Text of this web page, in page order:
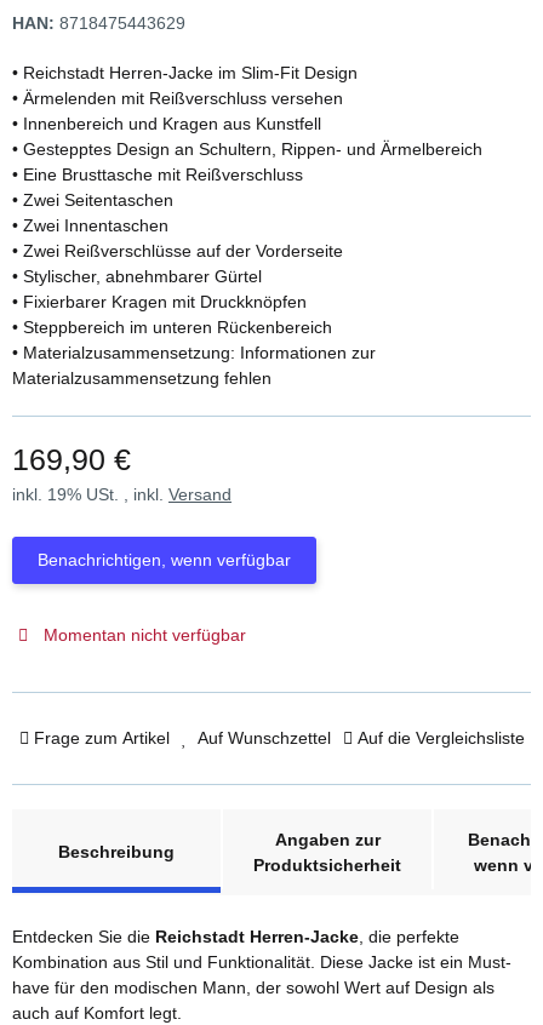
HAN: 8718475443629
• Reichstadt Herren-Jacke im Slim-Fit Design
• Ärmelenden mit Reißverschluss versehen
• Innenbereich und Kragen aus Kunstfell
• Gestepptes Design an Schultern, Rippen- und Ärmelbereich
• Eine Brusttasche mit Reißverschluss
• Zwei Seitentaschen
• Zwei Innentaschen
• Zwei Reißverschlüsse auf der Vorderseite
• Stylischer, abnehmbarer Gürtel
• Fixierbarer Kragen mit Druckknöpfen
• Steppbereich im unteren Rückenbereich
• Materialzusammensetzung: Informationen zur
Materialzusammensetzung fehlen
169,90 €
inkl. 19% USt. , inkl. Versand
Benachrichtigen, wenn verfügbar
Momentan nicht verfügbar
Frage zum Artikel Auf Wunschzettel Auf die Vergleichsliste
Beschreibung
Angaben zur
Produktsicherheit
wenn
Entdecken Sie die Reichstadt Herren-Jacke, die perfekte
Kombination aus Stil und Funktionalität. Diese Jacke ist ein Must-
have für den modischen Mann, der sowohl Wert auf Design als
auch auf Komfort legt.